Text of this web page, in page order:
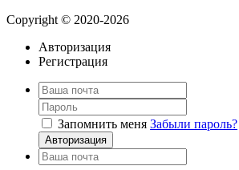
Copyright © 2020-2026
Авторизация
Регистрация
Запомнить меня Забыли пароль?
Авторизация